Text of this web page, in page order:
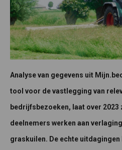
Analyse van gegevens uit
tool voor de vastlegging van
bedrijfsbezoeken, laat over 2023
deelnemers werken aan
graskuilen. De echte